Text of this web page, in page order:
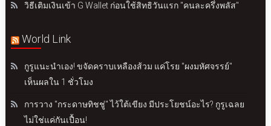
วิธีเติมเงินเข้า G Wallet ก่อนใช้สิทธิวันแรก "คนละครึ่งพลัส"
World Link
กูรูแนะนำเอง! ขจัดคราบเหลืองส้วม แค่โรย "ผงมหัศจรรย์"
เห็นผลใน 1 ชั่วโมง
การวาง "กระดาษทิชชู่" ไว้ใต้เขียง มีประโยชน์อะไร? กูรูเฉลย
ไม่ใช่แค่กันเปื้อน!